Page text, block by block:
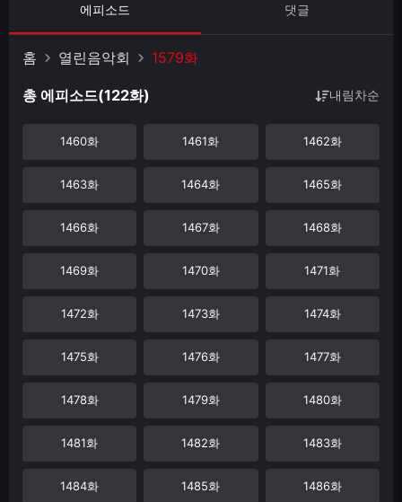
에피소드 댓글
홈 열린음악회 1579화
총 에피소드(122화) 내림차순
1460화 1461화 1462화
1463화 1464화 1465화
1466화 1467화 1468화
1469화 1470화 1471화
1472화 1473화 1474화
1475화 1476화 1477화
1478화 1479화 1480화
1481화 1482화 1483화
1484화 1485화 1486화